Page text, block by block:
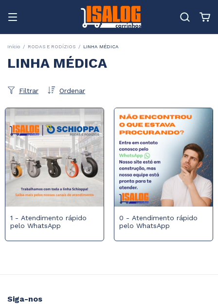
Início / RODAS E RODÍZIOS / LINHA MÉDICA
LINHA MÉDICA
Ordenar
Filtrar
1 - Atendimento rápido
pelo WhatsApp
0 - Atendimento rápido
pelo WhatsApp
Siga-nos